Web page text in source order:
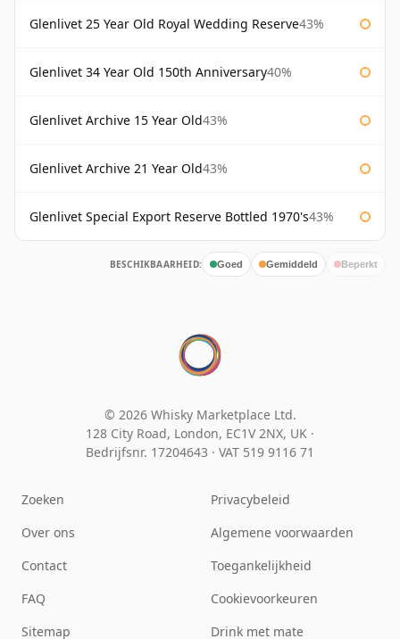
Glenlivet 25 Year Old Royal Wedding Reserve43%
Glenlivet 34 Year Old 150th Anniversary40%
Glenlivet Archive 15 Year Old43%
Glenlivet Archive 21 Year Old43%
Glenlivet Special Export Reserve Bottled 1970's43%
BESCHIKBAARHEID: Goed Gemiddeld Beperkt
© 2026 Whisky Marketplace Ltd.
128 City Road, London, EC1V 2NX, UK ·
Bedrijfsnr. 17204643 · VAT 519 9116 71
Zoeken
Over ons
Contact
FAQ
Sitemap
Privacybeleid
Algemene voorwaarden
Toegankelijkheid
Cookievoorkeuren
Drink met mate